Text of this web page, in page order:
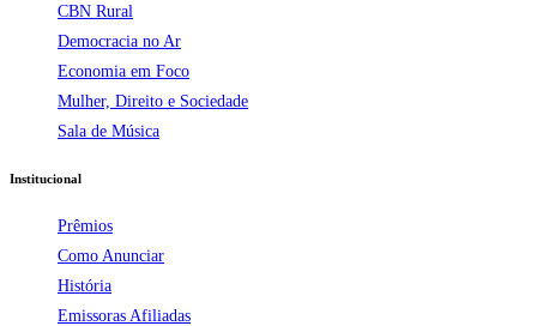
CBN Rural
Democracia no Ar
Economia em Foco
Mulher, Direito e Sociedade
Sala de Música
Institucional
Prêmios
Como Anunciar
História
Emissoras Afiliadas